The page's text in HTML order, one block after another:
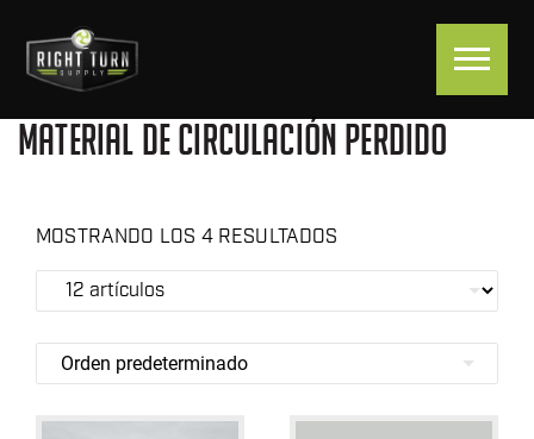
MATERIAL DE CIRCULACIÓN PERDIDO
MOSTRANDO LOS 4 RESULTADOS